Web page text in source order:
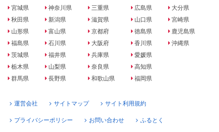
宮城県
秋田県
山形県
福島県
茨城県
栃木県
群馬県
神奈川県
新潟県
富山県
石川県
福井県
山梨県
長野県
三重県
滋賀県
京都府
大阪府
兵庫県
奈良県
和歌山県
広島県
山口県
徳島県
香川県
愛媛県
高知県
福岡県
大分県
宮崎県
鹿児島県
沖縄県
運営会社 サイトマップ サイト利用規約
プライバシーポリシー お問い合わせ ふるとく